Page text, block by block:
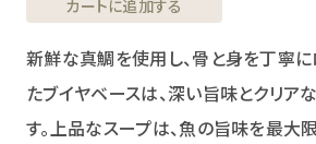
カートに追加する
新鮮な真鯛を使用し、骨と身を丁寧
たブイヤベースは、深い旨味とクリア
す。上品なスープは、魚の旨味を最大